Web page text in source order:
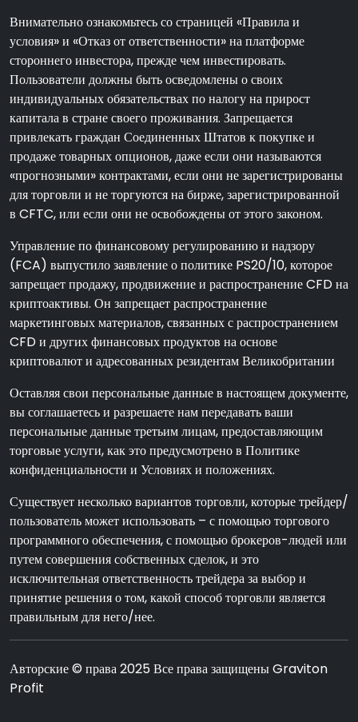
Внимательно ознакомьтесь со страницей «Правила и
условия» и «Отказ от ответственности» на платформе
стороннего инвестора, прежде чем инвестировать.
Пользователи должны быть осведомлены о своих
индивидуальных обязательствах по налогу на прирост
капитала в стране своего проживания. Запрещается
привлекать граждан Соединенных Штатов к покупке и
продаже товарных опционов, даже если они называются
«прогнозными» контрактами, если они не зарегистрированы
для торговли и не торгуются на бирже, зарегистрированной
в CFTC, или если они не освобождены от этого законом.
Управление по финансовому регулированию и надзору
(FCA) выпустило заявление о политике PS20/10, которое
запрещает продажу, продвижение и распространение CFD на
криптоактивы. Он запрещает распространение
маркетинговых материалов, связанных с распространением
CFD и других финансовых продуктов на основе
криптовалют и адресованных резидентам Великобритании
Оставляя свои персональные данные в настоящем документе,
вы соглашаетесь и разрешаете нам передавать ваши
персональные данные третьим лицам, предоставляющим
торговые услуги, как это предусмотрено в Политике
конфиденциальности и Условиях и положениях.
Существует несколько вариантов торговли, которые трейдер/
пользователь может использовать – с помощью торгового
программного обеспечения, с помощью брокеров-людей или
путем совершения собственных сделок, и это
исключительная ответственность трейдера за выбор и
принятие решения о том, какой способ торговли является
правильным для него/нее.
Авторские © права 2025 Все права защищены Graviton
Profit